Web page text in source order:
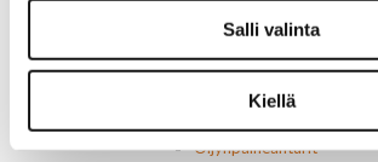
Salli valinta
Kiellä
Moottorin ehostusosat
Hihnat
Kiristimet
Öljynpaineanturit